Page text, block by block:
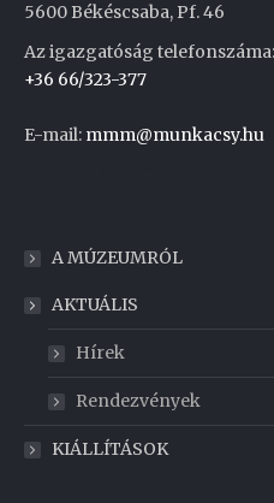
5600 Békéscsaba, Pf. 46
Az igazgatóság telefonszáma:
+36 66/323-377
E-mail: mmm@munkacsy.hu
A MÚZEUMRÓL
AKTUÁLIS
Hírek
Rendezvények
KIÁLLÍTÁSOK